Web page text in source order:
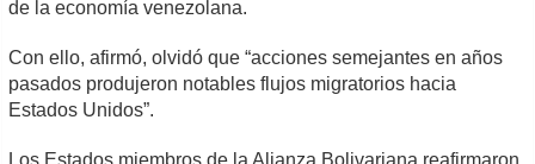
de la economía venezolana.
Con ello, afirmó, olvidó que “acciones semejantes en años
pasados produjeron notables flujos migratorios hacia
Estados Unidos”.